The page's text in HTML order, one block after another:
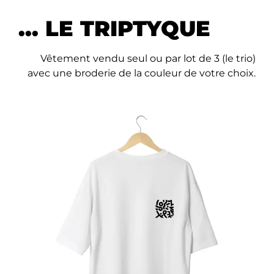
... LE TRIPTYQUE
Vêtement vendu seul ou par lot de 3 (le trio)
avec une broderie de la couleur de votre choix.